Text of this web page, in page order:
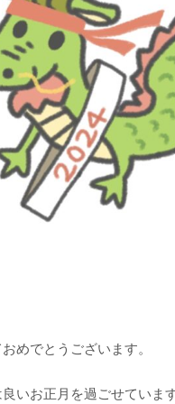
めでとうございます。
いお正月を過ごせていま